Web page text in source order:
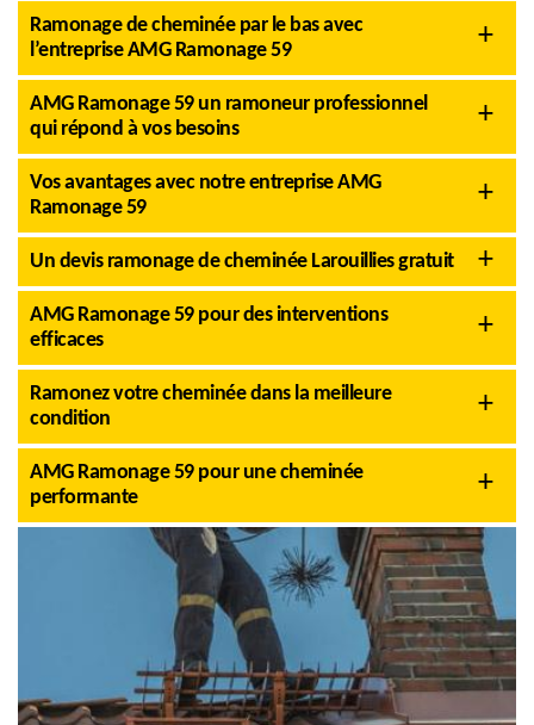
Ramonage de cheminée par le bas avec
l’entreprise AMG Ramonage 59
AMG Ramonage 59 un ramoneur professionnel
qui répond à vos besoins
Vos avantages avec notre entreprise AMG
Ramonage 59
Un devis ramonage de cheminée Larouillies gratuit
AMG Ramonage 59 pour des interventions
efficaces
Ramonez votre cheminée dans la meilleure
condition
AMG Ramonage 59 pour une cheminée
performante